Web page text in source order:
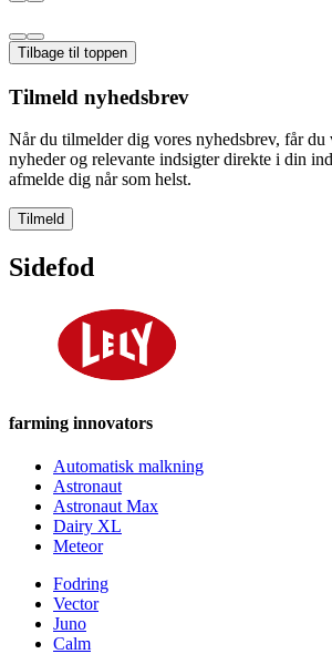
Tilbage til toppen
Tilmeld nyhedsbrev
Når du tilmelder dig vores nyhedsbrev, får du
nyheder og relevante indsigter direkte i din
afmelde dig når som helst.
Tilmeld
Sidefod
farming innovators
Automatisk malkning
Astronaut
Astronaut Max
Dairy XL
Meteor
Fodring
Vector
Juno
Calm